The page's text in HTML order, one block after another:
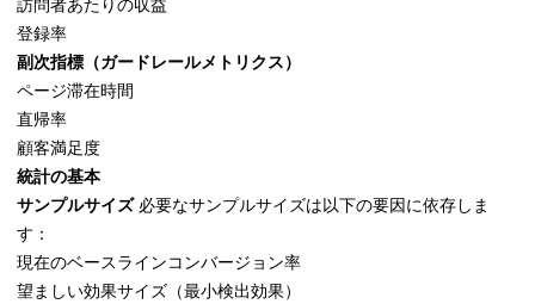
訪問者あたりの収益
登録率
副次指標（ガードレールメトリクス）
ページ滞在時間
直帰率
顧客満足度
統計の基本
サンプルサイズ必要なサンプルサイズは以下の要因に依存しま
す：
現在のベースラインコンバージョン率
望ましい効果サイズ（最小検出効果）